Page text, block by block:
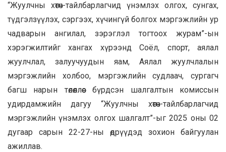
“Жуулчны хөтөч-тайлбарлагчид үнэмлэх олгох, сунгах,
түдгэлзүүлэх, сэргээх, хүчингүй болгох мэргэжлийн ур
чадварын ангилал, зэрэглэл тогтоох журам”-ын
хэрэгжилтийг хангах хүрээнд Соёл, спорт, аялал
жуулчлал, залуучуудын яам, Аялал жуулчлалын
мэргэжлийн холбоо, мэргэжлийн судлаач, сургагч
багш нарын төлөөллөөс бүрдсэн шалгалтын комиссын
удирдамжийн дагуу “Жуулчны хөтөч-тайлбарлагчид
мэргэжлийн үнэмлэх олгох шалгалт”-ыг 2025 оны 02
дугаар сарын 22-27-ны өдрүүдэд зохион байгуулан
ажиллав.